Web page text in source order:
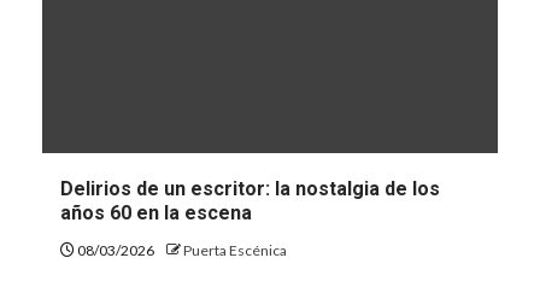
Delirios de un escritor: la nostalgia de los
años 60 en la escena
08/03/2026 Puerta Escénica